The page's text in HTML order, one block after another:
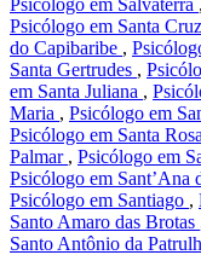
Psicólogo em Salvaterra ,
Psicólogo em Santa
do Capibaribe ,
Santa Gertrudes ,
em Santa Juliana ,
Maria , Psicólogo em
Psicólogo em Santa
Palmar , Psicólogo em
Psicólogo em Sant’Ana
Psicólogo em Santiago ,
Santo Amaro das Brotas
Santo Antônio da